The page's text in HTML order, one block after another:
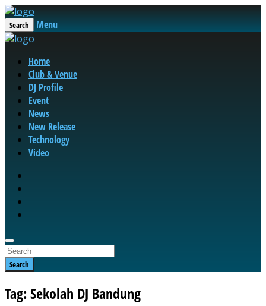
Search Menu
Home
Club & Venue
DJ Profile
Event
News
New Release
Technology
Video
Search
Tag: Sekolah DJ Bandung